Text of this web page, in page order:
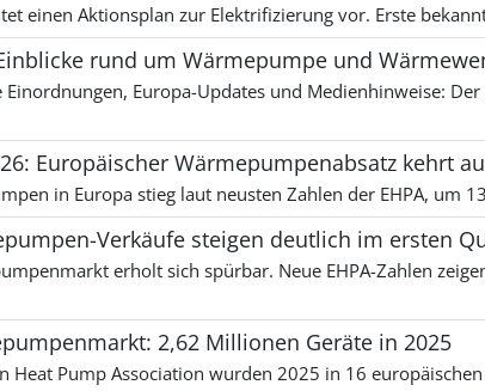
einen Aktionsplan zur Elektrifizierung vor. Erste
rund um Wärmepumpe und
Einordnungen, Europa-Updates und Medienhinweise:
Europäischer Wärmepumpenabsatz kehrt
in Europa stieg laut neusten Zahlen der EHPA, um
Verkäufe steigen deutlich im ersten
erholt sich spürbar. Neue EHPA-Zahlen
2,62 Millionen Geräte in 2025
Heat Pump Association wurden 2025 in 16